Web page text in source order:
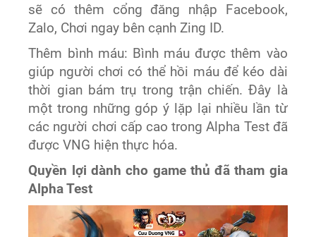
sẽ có thêm cổng đăng nhập Facebook,
Zalo, Chơi ngay bên cạnh Zing ID.
Thêm bình máu: Bình máu được thêm vào
giúp người chơi có thể hồi máu để kéo dài
thời gian bám trụ trong trận chiến. Đây là
một trong những góp ý lặp lại nhiều lần từ
các người chơi cấp cao trong Alpha Test đã
được VNG hiện thực hóa.
Quyền lợi dành cho game thủ đã tham gia
Alpha Test